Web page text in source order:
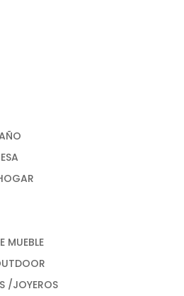
MUEBLE
/JOYEROS